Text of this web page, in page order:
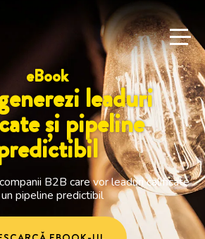
eBook
leaduri
și pipeline
B2B care vor leaduri calificate
pipeline predictibil